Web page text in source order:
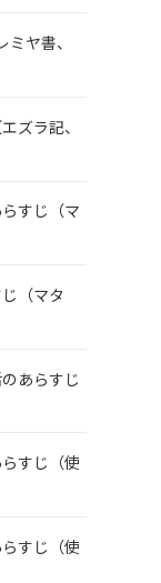
ヤ書、
ズラ記、
すじ（マ
（マタ
あらすじ
すじ（使
すじ（使